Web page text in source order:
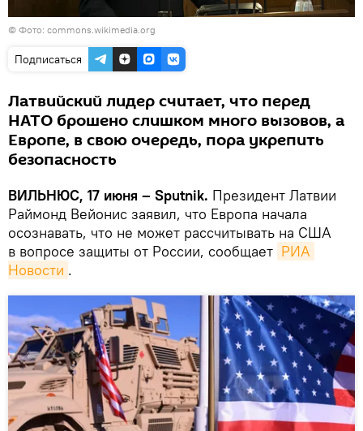
© Фото: commons.wikimedia.org
Подписаться
Латвийский лидер считает, что перед
НАТО брошено слишком много вызовов, а
Европе, в свою очередь, пора укрепить
безопасность
ВИЛЬНЮС, 17 июня – Sputnik. Президент Латвии
Раймонд Вейонис заявил, что Европа начала
осознавать, что не может рассчитывать на США
в вопросе защиты от России, сообщает РИА
Новости .